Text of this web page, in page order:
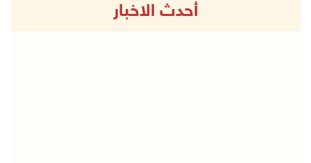
أحدث الاخبار